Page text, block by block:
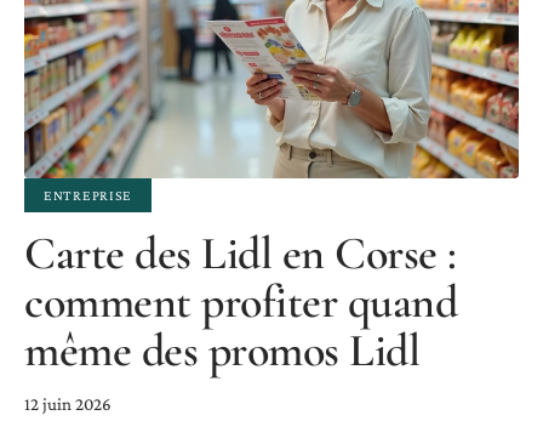
ENTREPRISE
Carte des Lidl en Corse :
comment profiter quand
même des promos Lidl
12 juin 2026